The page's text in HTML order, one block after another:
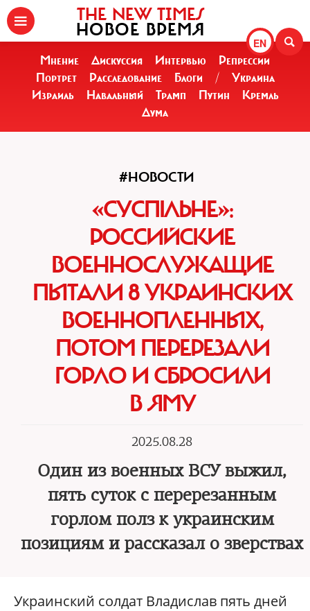
EN
THE NEW TIMES
НОВОЕ ВРЕМЯ
Мнение Дискуссия Интервью
Репрессии
Портрет
Расследование Блоги /
Украина
Израиль
Навальный Трамп Путин
Кремль
Дума
#НОВОСТИ
«СУСПІЛЬНЕ»:
РОССИЙСКИЕ
ВОЕННОСЛУЖАЩИЕ
ПЫТАЛИ 8 УКРАИНСКИХ
ВОЕННОПЛЕННЫХ,
ПОТОМ ПЕРЕРЕЗАЛИ
ГОРЛО И СБРОСИЛИ
В ЯМУ
2025.08.28
Один из военных ВСУ выжил,
пять суток с перерезанным
горлом полз к украинским
позициям и рассказал о зверствах
Украинский солдат Владислав пять дней